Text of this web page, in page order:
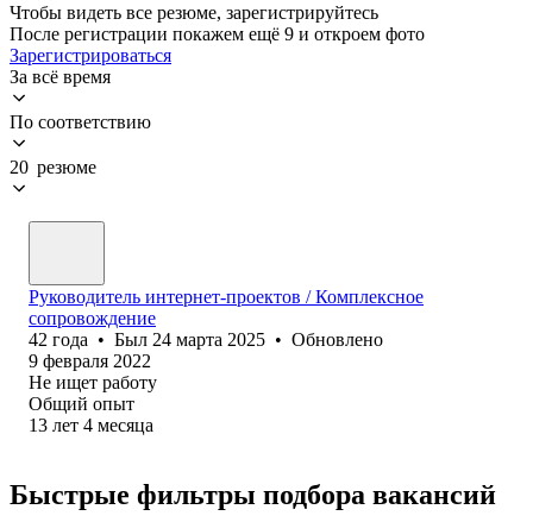
Чтобы видеть все резюме, зарегистрируйтесь
После регистрации покажем ещё 9 и откроем фото
Зарегистрироваться
За всё время
По соответствию
20 резюме
Руководитель интернет-проектов / Комплексное
сопровождение
42 года • Был 24 марта 2025 • Обновлено
9 февраля 2022
Не ищет работу
Общий опыт
13 лет 4 месяца
Быстрые фильтры подбора вакансий